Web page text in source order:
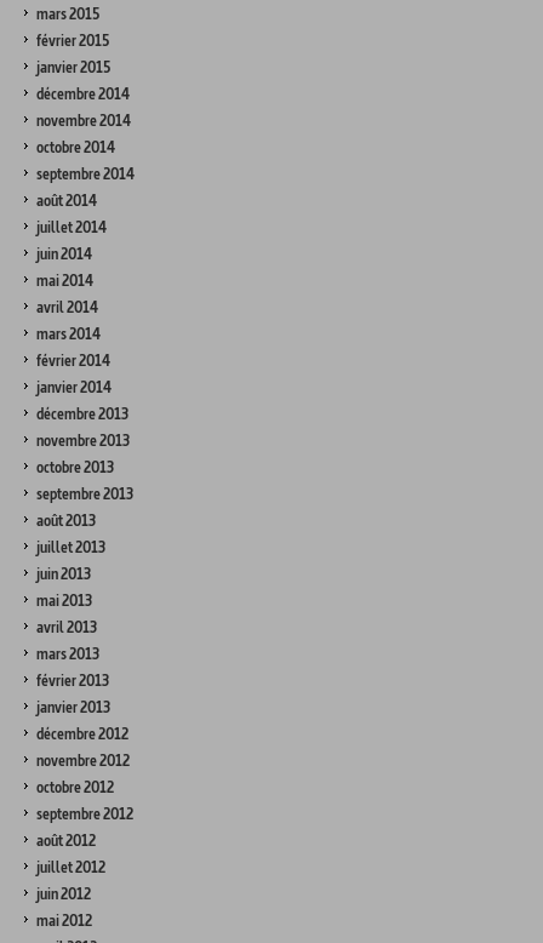
mars 2015
février 2015
janvier 2015
décembre 2014
novembre 2014
octobre 2014
septembre 2014
août 2014
juillet 2014
juin 2014
mai 2014
avril 2014
mars 2014
février 2014
janvier 2014
décembre 2013
novembre 2013
octobre 2013
septembre 2013
août 2013
juillet 2013
juin 2013
mai 2013
avril 2013
mars 2013
février 2013
janvier 2013
décembre 2012
novembre 2012
octobre 2012
septembre 2012
août 2012
juillet 2012
juin 2012
mai 2012